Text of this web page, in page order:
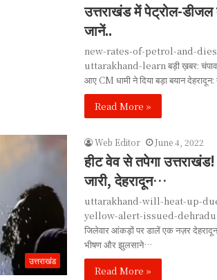
उत्तराखंड में पेट्रोल-
जानें..
new-rates-of-petrol-and-
uttarakhand-learn बड़ी ख़बर:
आए CM धामी ने दिया बड़ा बयान
Read More »
उत्तराखंड
Web Editor June 4, 2022
हीट वेव से तपेगा
जारी, देहरादून…
uttarakhand-will-heat-up-
yellow-alert-issued-dehradun
जिलेवार आंकड़ों पर डालें एक नज़र
भीषण और झुलसाने…
Read More »